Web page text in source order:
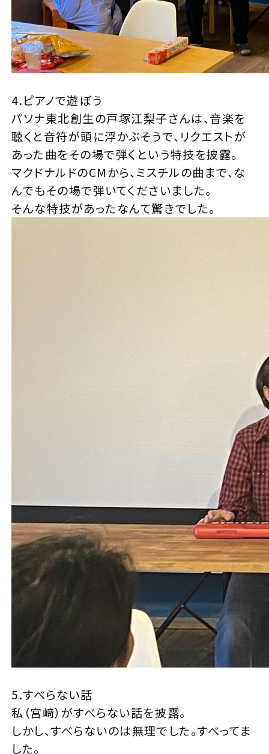
4.ピアノで遊ぼう
パソナ東北創生の戸塚江梨子さんは、音楽を
聴くと音符が頭に浮かぶそうで、リクエストが
あった曲をその場で弾くという特技を披露。
マクドナルドのCMから、ミスチルの曲まで、な
んでもその場で弾いてくださいました。
そんな特技があったなんて驚きでした。
5.すべらない話
私（宮﨑）がすべらない話を披露。
しかし、すべらないのは無理でした。すべってま
した。